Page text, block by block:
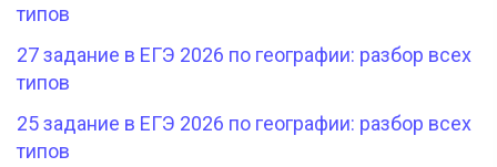
типов
27 задание в ЕГЭ 2026 по географии: разбор всех
типов
25 задание в ЕГЭ 2026 по географии: разбор всех
типов